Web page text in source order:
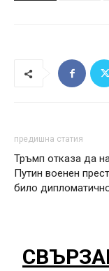
предишна статия
Тръмп отказа да
Путин военен
било